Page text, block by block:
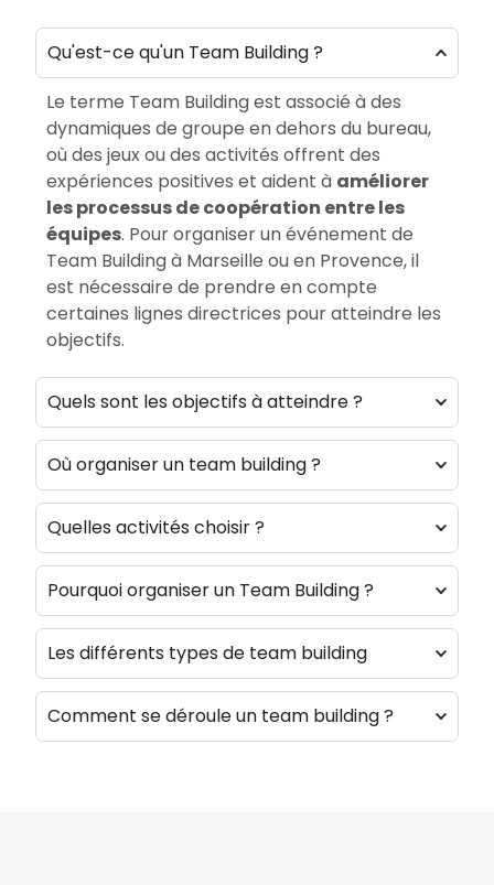
Qu'est-ce qu'un Team Building ?
Le terme Team Building est associé à des
dynamiques de groupe en dehors du bureau,
où des jeux ou des activités offrent des
expériences positives et aident à améliorer
les processus de coopération entre les
équipes. Pour organiser un événement de
Team Building à Marseille ou en Provence, il
est nécessaire de prendre en compte
certaines lignes directrices pour atteindre les
objectifs.
Quels sont les objectifs à atteindre ?
Où organiser un team building ?
Quelles activités choisir ?
Pourquoi organiser un Team Building ?
Les différents types de team building
Comment se déroule un team building ?